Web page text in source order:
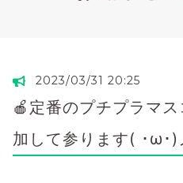
2023/03/31 20:25
🍎定番のプチプラマ
加して参ります( ･ω･)